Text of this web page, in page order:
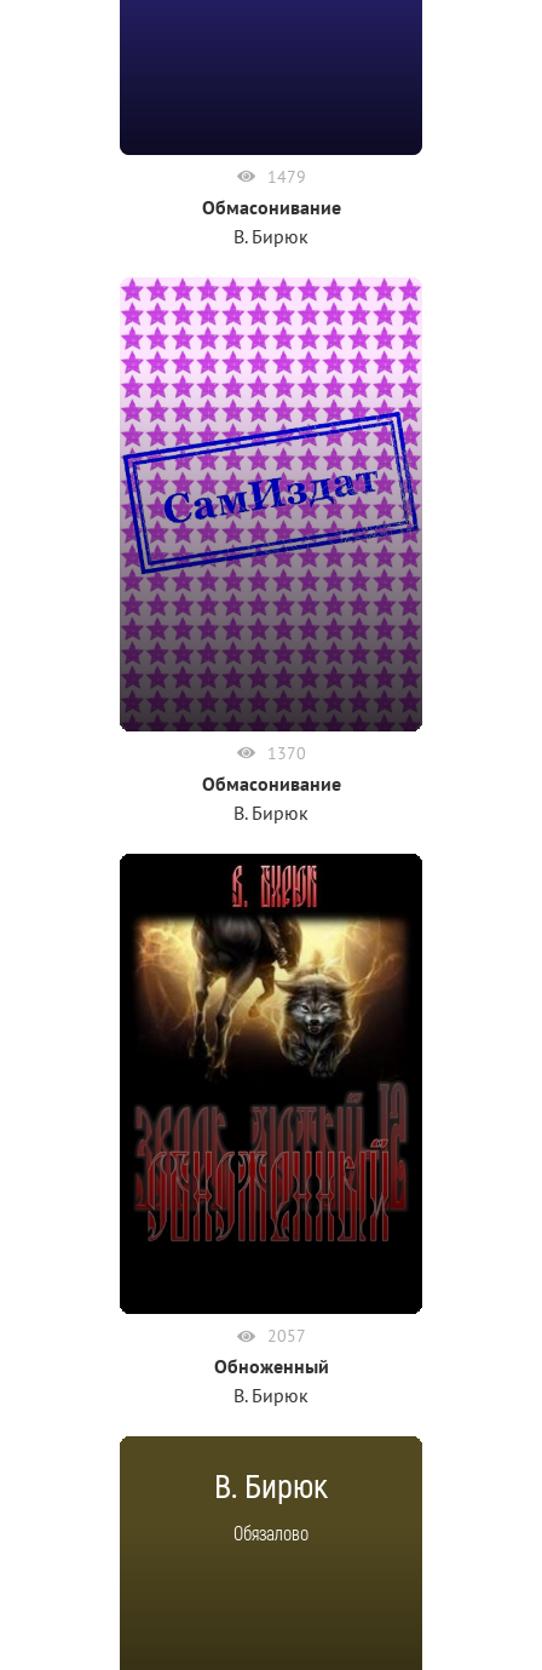
1479
Обмасонивание
В. Бирюк
1370
Обмасонивание
В. Бирюк
2057
Обноженный
В. Бирюк
В. Бирюк
Обязалово